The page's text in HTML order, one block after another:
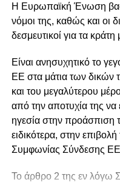
στην αυτοπεποίθηση με
Προεδρία του
παρά το μικρό της
«Κάποτε με θράσος,
μέγεθος της χώρας μας
Ευρωπαϊκής Ένωσης.
Προεδρία, με σημαντικά
Όπως είπε, η
τις πιο ουσιαστικές και
Η Ευρωπαϊκή Ένωση
νόμοι της, καθώς και οι
δεσμευτικοί για τα κράτη
Είναι ανησυχητικό το
ΕΕ στα μάτια των δικών
και του μεγαλύτερου
από την αποτυχία της να
ηγεσία στην προάσπιση
ειδικότερα, στην
Συμφωνίας Σύνδεσης
Το άρθρο 2 της εν λόγω